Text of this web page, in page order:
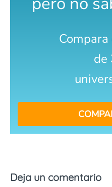
de
Deja un comentario